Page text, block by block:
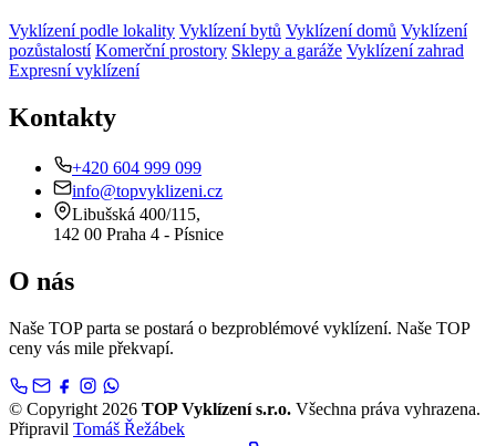
Vyklízení podle lokality Vyklízení bytů Vyklízení domů Vyklízení
pozůstalostí Komerční prostory Sklepy a garáže Vyklízení zahrad
Expresní vyklízení
Kontakty
+420 604 999 099
info@topvyklizeni.cz
Libušská 400/115,
142 00 Praha 4 - Písnice
O nás
Naše TOP parta se postará o bezproblémové vyklízení. Naše TOP
ceny vás mile překvapí.
© Copyright 2026 TOP Vyklízení s.r.o. Všechna práva vyhrazena.
Připravil Tomáš Řežábek